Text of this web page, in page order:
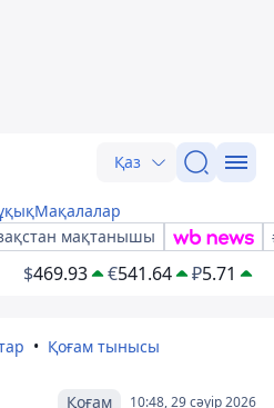
Қаз
Мақалалар
мақтанышы
$469.93 €541.64 ₽5.71
Қоғам тынысы
10:48, 29 сәуір 2026
Қоғам